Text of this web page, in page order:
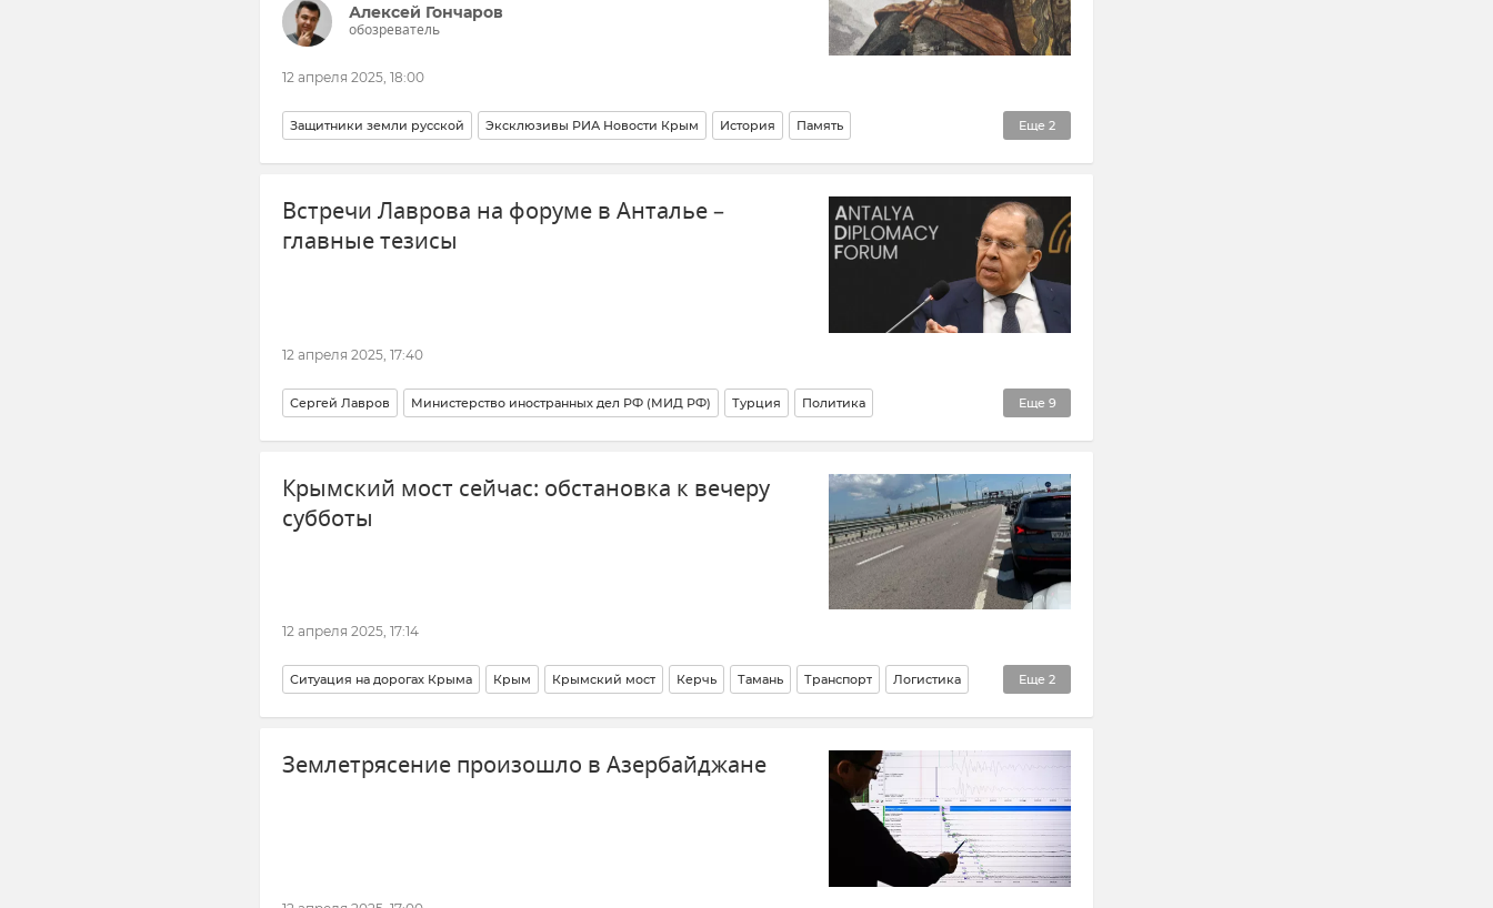
Алексей Гончаров
обозреватель
12 апреля 2025, 18:00
Еще 2
Защитники земли русской Эксклюзивы РИА Новости Крым История Память
Александр Невский Православие
Встречи Лаврова на форуме в Анталье –
главные тезисы
12 апреля 2025, 17:40
Еще 9
Сергей Лавров Министерство иностранных дел РФ (МИД РФ) Турция Политика
Внешняя политика В мире Новости Черное море Боливия Венесуэла Судан Ирак
Безопасность
Крымский мост сейчас: обстановка к вечеру
субботы
12 апреля 2025, 17:14
Еще 2
Ситуация на дорогах Крыма Крым Крымский мост Керчь Тамань Транспорт Логистика
Новости Новости Крыма
Землетрясение произошло в Азербайджане